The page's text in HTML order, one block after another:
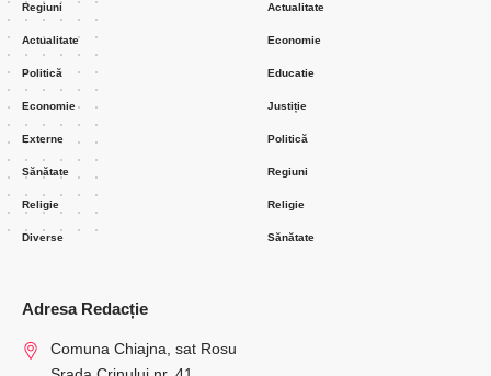
Regiuni
Actualitate
Politică
Economie
Externe
Sănătate
Religie
Diverse
Actualitate
Economie
Educatie
Justiție
Politică
Regiuni
Religie
Sănătate
Adresa Redacție
Comuna Chiajna, sat Rosu